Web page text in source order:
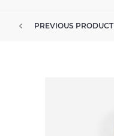
PREVIOUS PRODUCT